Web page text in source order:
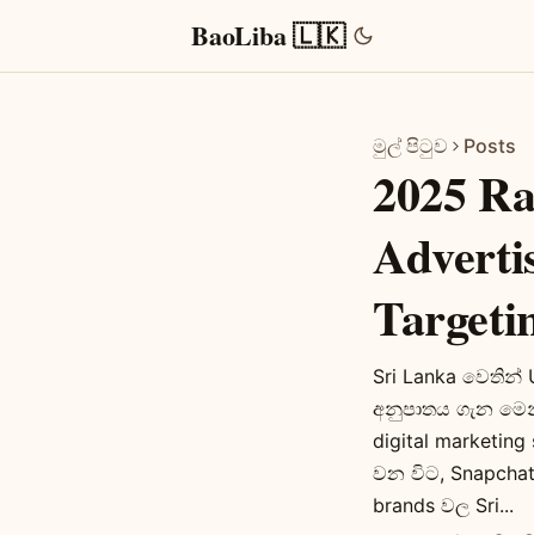
BaoLiba 🇱🇰
මුල් පිටුව Posts
2025
Sri Lanka වෙතින්
අනුපාතය ගැන
digital
වන විට,
brands වල Sri...